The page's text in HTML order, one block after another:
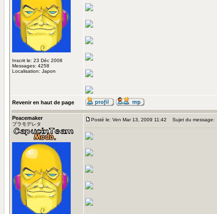
Inscrit le: 23 Déc 2008
Messages: 4258
Localisation: Japon
Revenir en haut de page
Peacemaker
プラモデレタ
Posté le: Ven Mar 13, 2009 11:42 Sujet du message: